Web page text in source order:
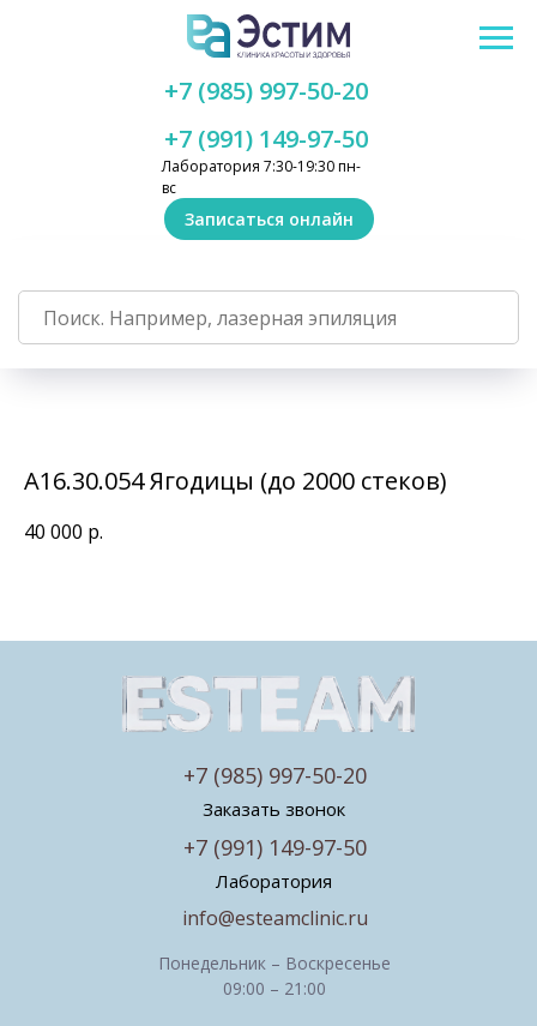
Лаборатория 7:30-19:30 пн-
вс
+7 (991) 149-97-50
+7 (985) 997-50-20
Записаться онлайн
А16.30.054 Ягодицы (до 2000 стеков)
40 000 р.
Понедельник – Воскресенье
09:00 – 21:00
Заказать звонок
Лаборатория
info@esteamclinic.ru
+7 (991) 149-97-50
+7 (985) 997-50-20